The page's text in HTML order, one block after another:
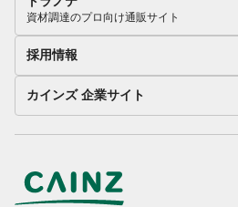
資材調達のプロ向け通販サイト
採用情報
カインズ 企業サイト